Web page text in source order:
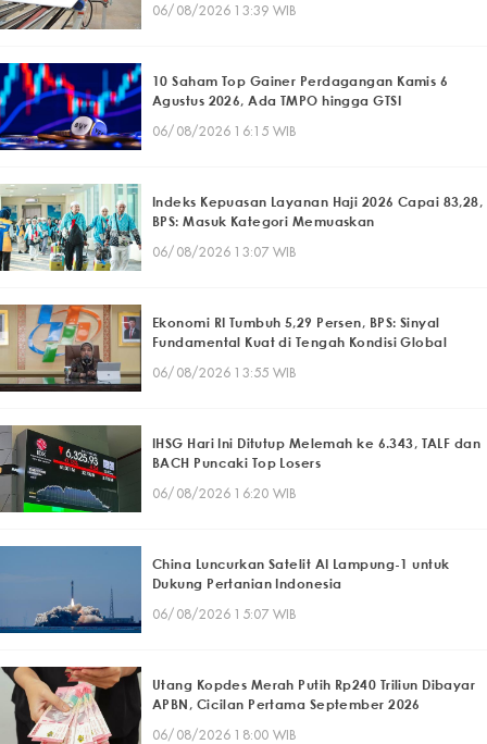
06/08/2026 13:39 WIB
10 Saham Top Gainer Perdagangan Kamis 6
Agustus 2026, Ada TMPO hingga GTSI
06/08/2026 16:15 WIB
Indeks Kepuasan Layanan Haji 2026 Capai 83,28,
BPS: Masuk Kategori Memuaskan
06/08/2026 13:07 WIB
Ekonomi RI Tumbuh 5,29 Persen, BPS: Sinyal
Fundamental Kuat di Tengah Kondisi Global
06/08/2026 13:55 WIB
IHSG Hari Ini Ditutup Melemah ke 6.343, TALF dan
BACH Puncaki Top Losers
06/08/2026 16:20 WIB
China Luncurkan Satelit AI Lampung-1 untuk
Dukung Pertanian Indonesia
06/08/2026 15:07 WIB
Utang Kopdes Merah Putih Rp240 Triliun Dibayar
APBN, Cicilan Pertama September 2026
06/08/2026 18:00 WIB